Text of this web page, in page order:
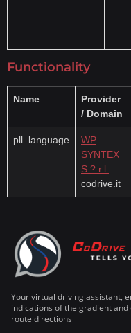
Functionality
Name
Provider
/ Domain
pll_language
WP
SYNTEX
S.? r.l.
codrive.it
Your virtual driving assistant,
indications of the gradient
route directions